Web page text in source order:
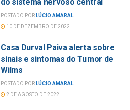
POSTADO POR LÚCIO AMARAL
10 DE DEZEMBRO DE 2022
Casa Durval Paiva alerta sobre
sinais e sintomas do Tumor de
Wilms
POSTADO POR LÚCIO AMARAL
2 DE AGOSTO DE 2022